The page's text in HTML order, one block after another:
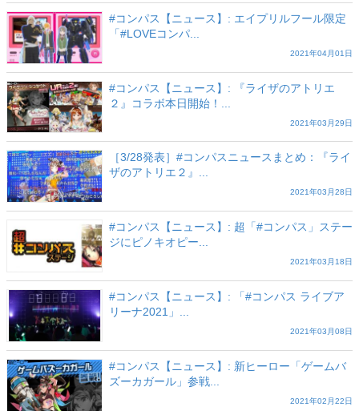
#コンパス【ニュース】: エイプリルフール限定
「#LOVEコンパ...
2021年04月01日
#コンパス【ニュース】: 『ライザのアトリエ
２』コラボ本日開始！...
2021年03月29日
［3/28発表］#コンパスニュースまとめ：『ライ
ザのアトリエ２』...
2021年03月28日
#コンパス【ニュース】: 超「#コンパス」ステー
ジにピノキオピー...
2021年03月18日
#コンパス【ニュース】: 「#コンパス ライブア
リーナ2021」...
2021年03月08日
#コンパス【ニュース】: 新ヒーロー「ゲームバ
ズーカガール」参戦...
2021年02月22日